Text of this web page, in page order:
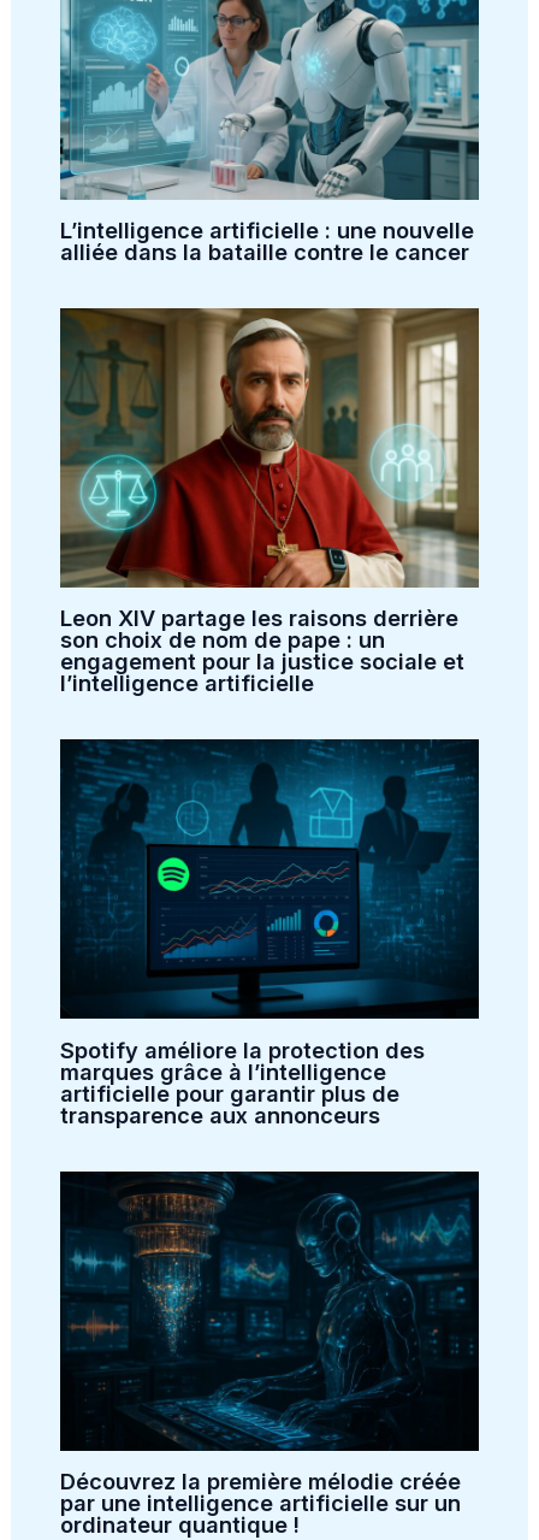
L’intelligence artificielle : une nouvelle
alliée dans la bataille contre le cancer
Leon XIV partage les raisons derrière
son choix de nom de pape : un
engagement pour la justice sociale et
l’intelligence artificielle
Spotify améliore la protection des
marques grâce à l’intelligence
artificielle pour garantir plus de
transparence aux annonceurs
Découvrez la première mélodie créée
par une intelligence artificielle sur un
ordinateur quantique !